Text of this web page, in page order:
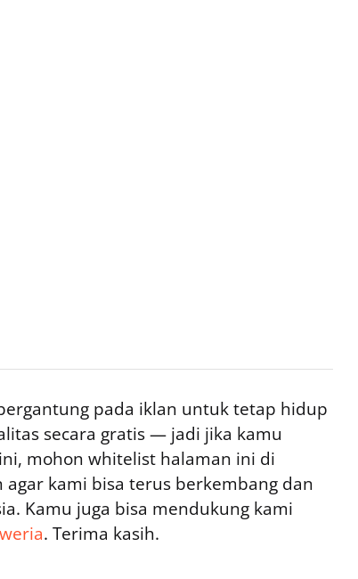
pada iklan untuk tetap hidup
secara gratis — jadi jika kamu
mohon whitelist halaman ini di
kami bisa terus berkembang dan
Kamu juga bisa mendukung kami
. Terima kasih.